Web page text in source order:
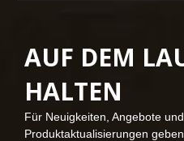
2023-03-02
Kölner Messe 2023, ein
AUF DEM
HALTEN
Für Neuigkeiten, Angebote
Produktaktualisierungen